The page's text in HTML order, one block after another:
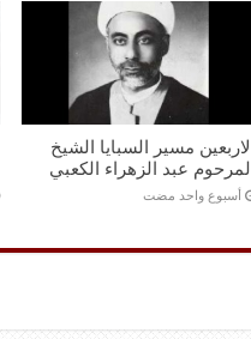
الاربعين مسير السبايا الشيخ
المرحوم عبد الزهراء الكعبي
‏أسبوع واحد مضت